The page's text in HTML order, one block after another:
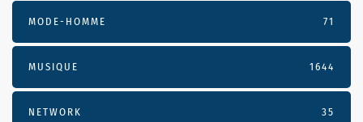
MODE-HOMME 71
MUSIQUE 1644
NETWORK 35